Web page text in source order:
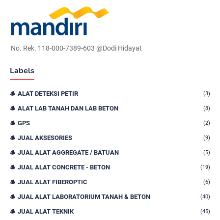
No. Rek. 118-000-7389-603 @Dodi Hidayat
Labels
ALAT DETEKSI PETIR (3)
ALAT LAB TANAH DAN LAB BETON (8)
GPS (2)
JUAL AKSESORIES (9)
JUAL ALAT AGGREGATE / BATUAN (5)
JUAL ALAT CONCRETE - BETON (19)
JUAL ALAT FIBEROPTIC (6)
JUAL ALAT LABORATORIUM TANAH & BETON (40)
JUAL ALAT TEKNIK (45)